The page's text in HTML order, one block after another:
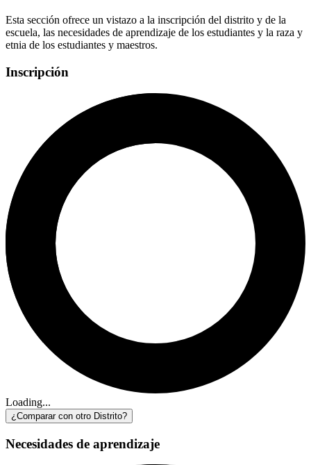
Esta sección ofrece un vistazo a la inscripción del distrito y de la
escuela, las necesidades de aprendizaje de los estudiantes y la raza y
etnia de los estudiantes y maestros.
Inscripción
Loading...
¿Comparar con otro Distrito?
Necesidades de aprendizaje